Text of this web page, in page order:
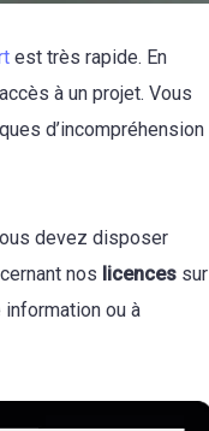
est très rapide. En
à un projet. Vous
d’incompréhension
devez disposer
nos licences sur
information ou à